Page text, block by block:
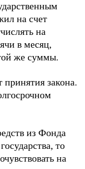
на счет
на
в месяц,
же суммы.
закона.
из Фонда
то
на